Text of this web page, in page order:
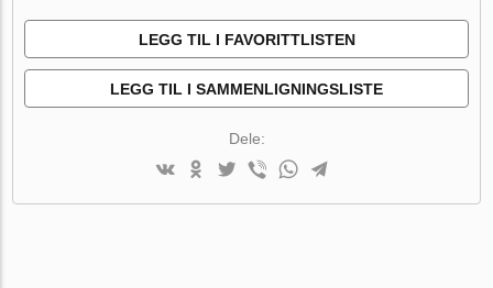
LEGG TIL I FAVORITTLISTEN
LEGG TIL I SAMMENLIGNINGSLISTE
Dele: